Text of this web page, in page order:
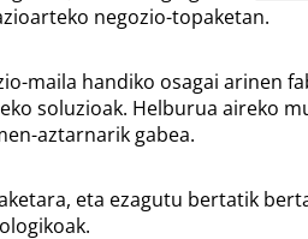
negozio-topaketan.
maila handiko osagai arinen
soluzioak. Helburua aireko
aztarnarik gabea.
eta ezagutu bertatik